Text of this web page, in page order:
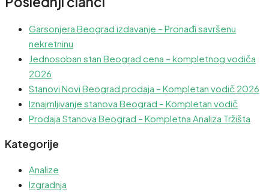
Garsonjera Beograd izdavanje – Pronađi savršenu
nekretninu
Jednosoban stan Beograd cena – kompletnog vodiča
2026
Stanovi Novi Beograd prodaja – Kompletan vodič 2026
Iznajmljivanje stanova Beograd – Kompletan vodič
Prodaja Stanova Beograd – Kompletna Analiza Tržišta
Kategorije
Analize
Izgradnja